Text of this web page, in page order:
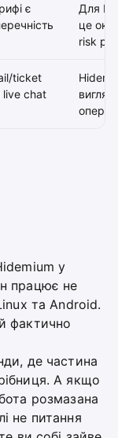
є
Для
це
risk
ticket
live chat
у
працює не
та Android.
фактично
де частина
А якщо
розмазана
не питання